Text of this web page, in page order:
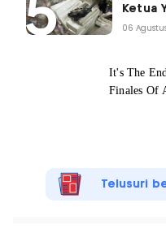
Ketua
06
Telusuri